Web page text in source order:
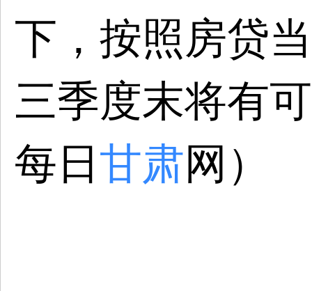
下，按照房贷
三季度末将有
每日 甘肃网 ）